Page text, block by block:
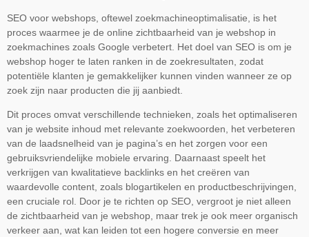
SEO voor webshops, oftewel zoekmachineoptimalisatie, is het
proces waarmee je de online zichtbaarheid van je webshop in
zoekmachines zoals Google verbetert. Het doel van SEO is om je
webshop hoger te laten ranken in de zoekresultaten, zodat
potentiële klanten je gemakkelijker kunnen vinden wanneer ze op
zoek zijn naar producten die jij aanbiedt.
Dit proces omvat verschillende technieken, zoals het optimaliseren
van je website inhoud met relevante zoekwoorden, het verbeteren
van de laadsnelheid van je pagina’s en het zorgen voor een
gebruiksvriendelijke mobiele ervaring. Daarnaast speelt het
verkrijgen van kwalitatieve backlinks en het creëren van
waardevolle content, zoals blogartikelen en productbeschrijvingen,
een cruciale rol. Door je te richten op SEO, vergroot je niet alleen
de zichtbaarheid van je webshop, maar trek je ook meer organisch
verkeer aan, wat kan leiden tot een hogere conversie en meer